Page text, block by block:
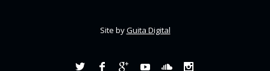
Site byGuita Digital